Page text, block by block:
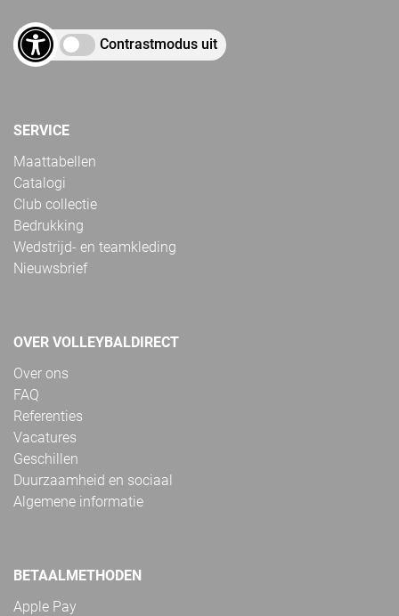
Contrastmodus uit
SERVICE
Maattabellen
Catalogi
Club collectie
Bedrukking
Wedstrijd- en teamkleding
Nieuwsbrief
OVER VOLLEYBALDIRECT
Over ons
FAQ
Referenties
Vacatures
Geschillen
Duurzaamheid en sociaal
Algemene informatie
BETAALMETHODEN
Apple Pay